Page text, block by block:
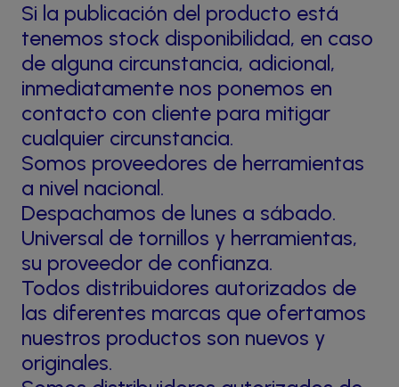
Si la publicación del producto está
tenemos stock disponibilidad, en caso
de alguna circunstancia, adicional,
inmediatamente nos ponemos en
contacto con cliente para mitigar
cualquier circunstancia.
Somos proveedores de herramientas
a nivel nacional.
Despachamos de lunes a sábado.
Universal de tornillos y herramientas,
su proveedor de confianza.
Todos distribuidores autorizados de
las diferentes marcas que ofertamos
nuestros productos son nuevos y
originales.